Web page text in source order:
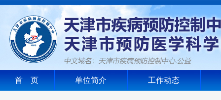
首 页 单位简介 工作动态